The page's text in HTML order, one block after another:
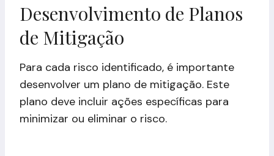
Desenvolvimento de Planos
de Mitigação
Para cada risco identificado, é importante
desenvolver um plano de mitigação. Este
plano deve incluir ações específicas para
minimizar ou eliminar o risco.